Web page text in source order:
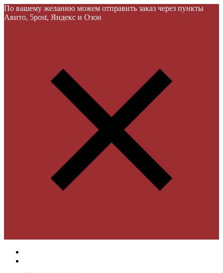
По вашему желанию можем отправить заказ через пункты
Авито, 5post, Яндекс и Озон